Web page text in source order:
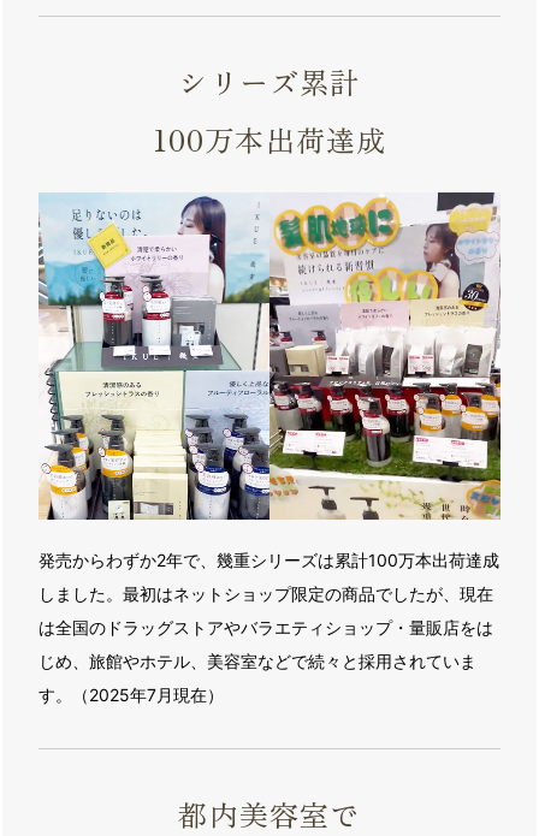
シリーズ累計
100万本出荷達成
発売からわずか2年で、幾重シリーズは累計100万本出荷達成
しました。最初はネットショップ限定の商品でしたが、現在
は全国のドラッグストアやバラエティショップ・量販店をは
じめ、旅館やホテル、美容室などで続々と採用されていま
す。（2025年7月現在）
都内美容室で